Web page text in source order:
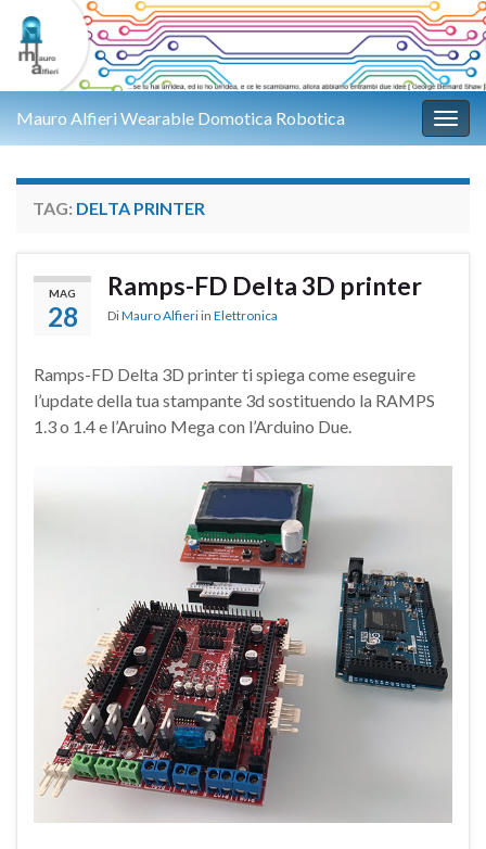
Mauro Alfieri Wearable Domotica Robotica
TAG: DELTA PRINTER
MAG
28
Ramps-FD Delta 3D printer
DiMauro Alfieri in Elettronica
Ramps-FD Delta 3D printer ti spiega come eseguire
l’update della tua stampante 3d sostituendo la RAMPS
1.3 o 1.4 e l’Aruino Mega con l’Arduino Due.